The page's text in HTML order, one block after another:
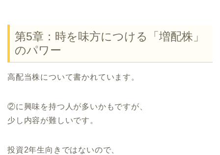
第5章：時を味方につける「増配株」
のパワー
高配当株について書かれています。
②に興味を持つ人が多いかもですが、
少し内容が難しいです。
投資2年生向きではないので、